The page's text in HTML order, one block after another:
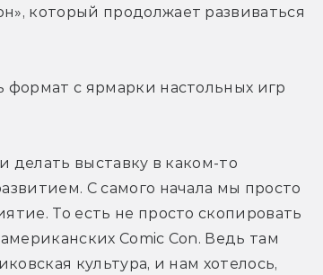
который продолжает развиваться
с ярмарки настольных игр
делать выставку в каком-то
С самого начала мы просто
То есть не просто скопировать
американских Comic Con. Ведь там
культура, и нам хотелось,